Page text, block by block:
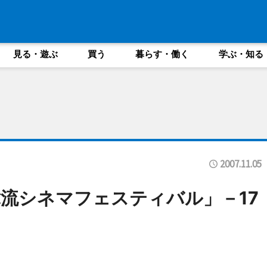
見る・遊ぶ 買う 暮らす・働く 学ぶ・知る
2007.11.05
シネマフェスティバル」－17